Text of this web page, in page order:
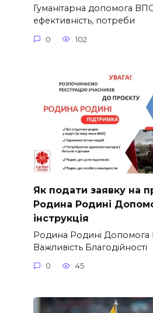
Гуманітарна допомога
ефективність, потреби
0 102
Як подати заявку на
Родина Родині
інструкція
Родина Родині Допомога
Важливість Благодійності
0 45